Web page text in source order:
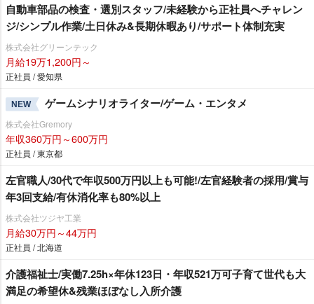
自動車部品の検査・選別スタッフ/未経験から正社員へチャレン
ジ/シンプル作業/土日休み&長期休暇あり/サポート体制充実
株式会社グリーンテック
月給19万1,200円～
正社員 / 愛知県
NEW ゲームシナリオライター/ゲーム・エンタメ
株式会社Gremory
年収360万円～600万円
正社員 / 東京都
左官職人/30代で年収500万円以上も可能!/左官経験者の採用/賞与
年3回支給/有休消化率も80%以上
株式会社ツジヤ工業
月給30万円～44万円
正社員 / 北海道
介護福祉士/実働7.25h×年休123日・年収521万可子育て世代も大
満足の希望休&残業ほぼなし入所介護